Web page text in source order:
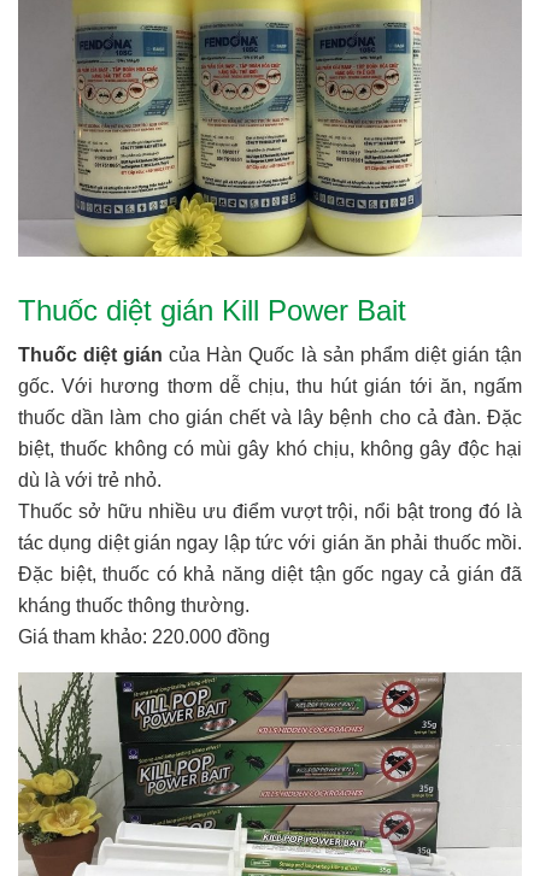
Thuốc diệt gián Kill Power Bait
Thuốc diệt gián của Hàn Quốc là sản phẩm diệt gián tận
gốc. Với hương thơm dễ chịu, thu hút gián tới ăn, ngấm
thuốc dần làm cho gián chết và lây bệnh cho cả đàn. Đặc
biệt, thuốc không có mùi gây khó chịu, không gây độc hại
dù là với trẻ nhỏ.
Thuốc sở hữu nhiều ưu điểm vượt trội, nổi bật trong đó là
tác dụng diệt gián ngay lập tức với gián ăn phải thuốc mồi.
Đặc biệt, thuốc có khả năng diệt tận gốc ngay cả gián đã
kháng thuốc thông thường.
Giá tham khảo: 220.000 đồng